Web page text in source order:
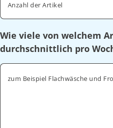
Anzahl der Artikel
Wie viele von welchem
durchschnittlich pro
zum Beispiel Flachwäsche und